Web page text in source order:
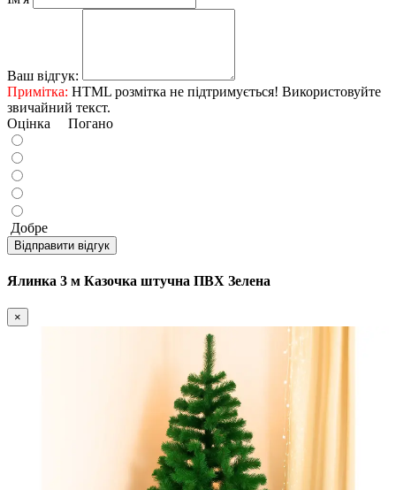
Ваш відгук:
Примітка: HTML розмітка не підтримується! Використовуйте
звичайний текст.
Оцінка Погано
Добре
Відправити відгук
Ялинка 3 м Казочка штучна ПВХ Зелена
×